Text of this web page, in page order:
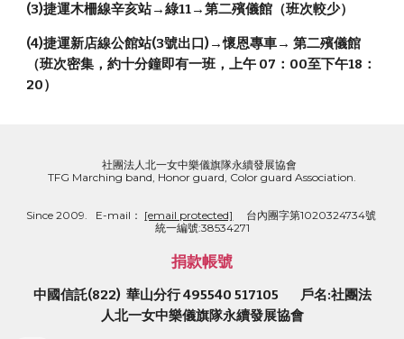
(3)捷運木柵線辛亥站→綠11→第二殯儀館（班次較少）
(4)捷運新店線公館站(3號出口)→懷恩專車→ 第二殯儀館
（班次密集，約十分鐘即有一班，上午 07：00至下午18：
20）
社團法人北一女中樂儀旗隊永續發展協會
TFG Marching band, Honor guard, Color guard Association.
Since 2009.   E-mail： [email protected]
     台內團字第1020324734號
統一編號:38534271
捐款帳號
中國信託(822)  華山分行 495540 517105        戶名:社團法
人北一女中樂儀旗隊永續發展協會